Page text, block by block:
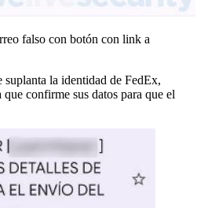
falso con botón con link a
la identidad de FedEx,
confirme sus datos para que el